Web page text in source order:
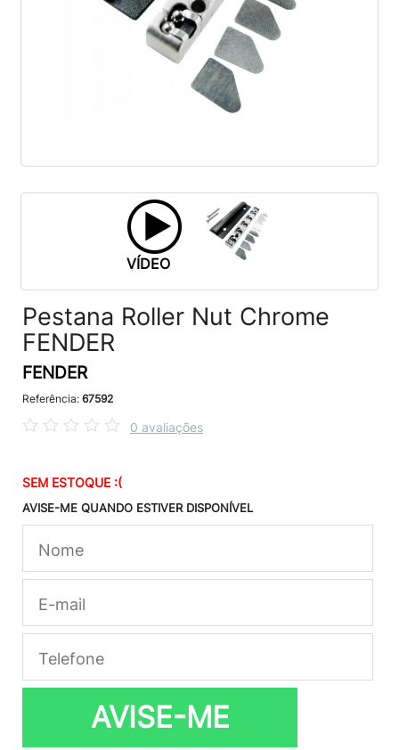
VÍDEO
Pestana Roller Nut Chrome
FENDER
FENDER
Referência: 67592
0 avaliações
SEM ESTOQUE :(
AVISE-ME QUANDO ESTIVER DISPONÍVEL
AVISE-ME